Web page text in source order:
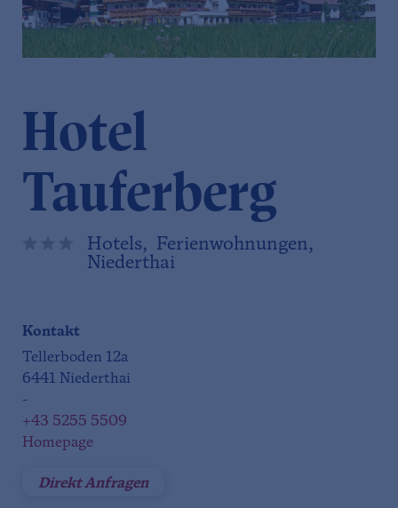
Hotel
Tauferberg
Hotels, Ferienwohnungen,
Niederthai
Kontakt
Tellerboden 12a
6441 Niederthai
-
+43 5255 5509
Homepage
Direkt Anfragen